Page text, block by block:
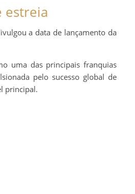
estreia
a data de lançamento da
uma das principais franquias
pelo sucesso global de
principal.